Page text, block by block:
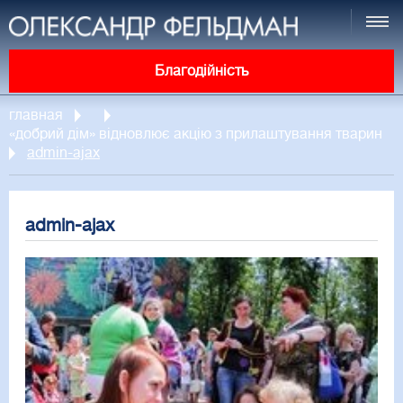
Благодійність
главная
«добрий дім» відновлює акцію з прилаштування тварин
admin-ajax
admin-ajax